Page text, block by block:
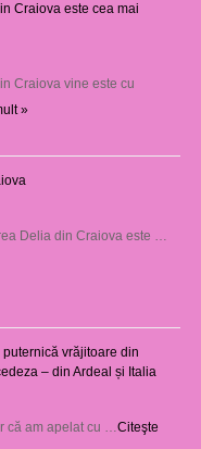
Craiova este cea mai
Craiova vine este cu
»
Delia din Craiova este …
vrăjitoare din
– din Ardeal și Italia
că am apelat cu …Citeşte